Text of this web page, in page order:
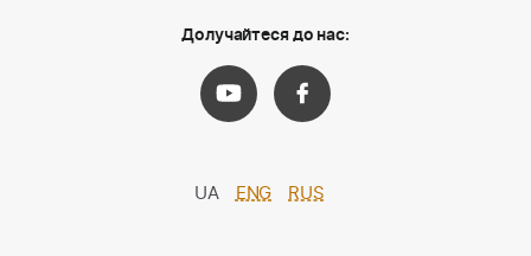
Долучайтеся до нас:
UA ENG RUS